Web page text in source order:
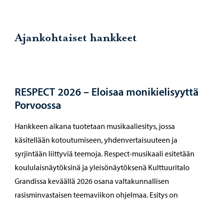
Ajankohtaiset hankkeet
RESPECT 2026 – Eloisaa monikielisyyttä
Porvoossa
Hankkeen aikana tuotetaan musikaaliesitys, jossa
käsitellään kotoutumiseen, yhdenvertaisuuteen ja
syrjintään liittyviä teemoja. Respect-musikaali esitetään
koululaisnäytöksinä ja yleisönäytöksenä Kulttuuritalo
Grandissa keväällä 2026 osana valtakunnallisen
rasisminvastaisen teemaviikon ohjelmaa. Esitys on